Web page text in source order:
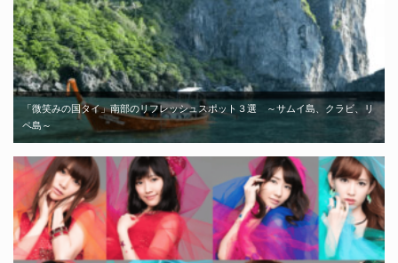
「微笑みの国タイ」南部のリフレッシュスポット３選 ～サムイ島、クラビ、リ
ペ島～